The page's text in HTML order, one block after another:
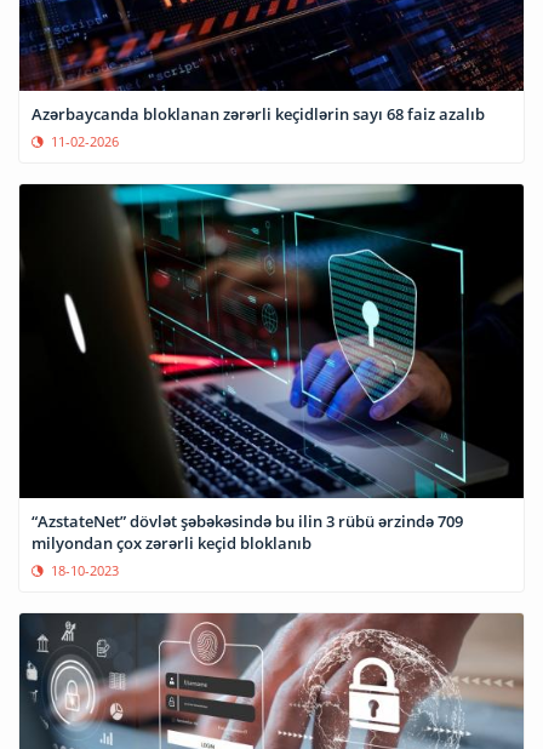
Azərbaycanda bloklanan zərərli keçidlərin sayı 68 faiz azalıb
11-02-2026
“AzstateNet” dövlət şəbəkəsində bu ilin 3 rübü ərzində 709
milyondan çox zərərli keçid bloklanıb
18-10-2023